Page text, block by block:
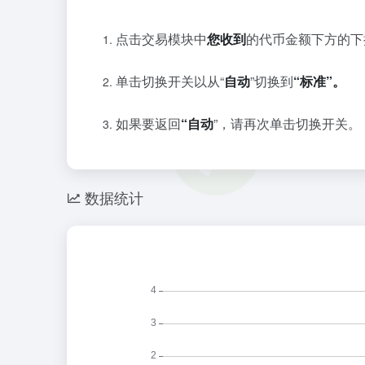
点击交易模块中您收到的代币金额下方的
单击切换开关以从“自动”切换到“标准”。
如果要返回“自动”，请再次单击切换开关。
数据统计